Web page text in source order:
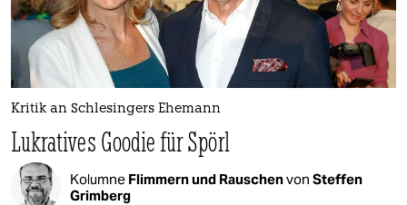
genossenschaft
epaper login
Kritik an Schlesingers Ehemann
Lukratives Goodie für Spörl
Kolumne Flimmern und Rauschenvon Steffen
Grimberg